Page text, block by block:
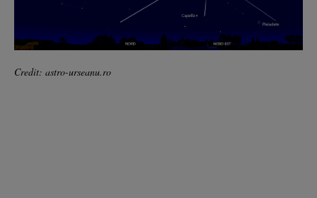
Credit: astro-urseanu.ro